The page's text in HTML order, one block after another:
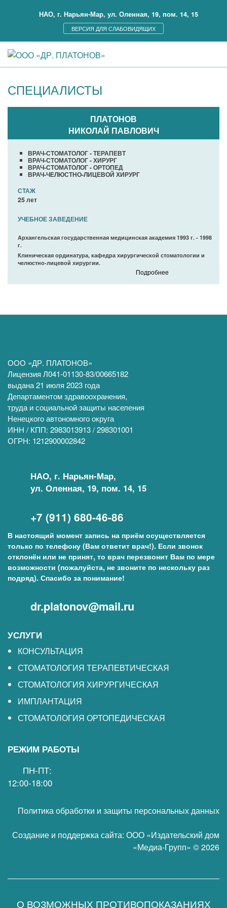
НАО, г. Нарьян-Мар, ул. Оленная, 19, пом. 14, 15
ВЕРСИЯ ДЛЯ СЛАБОВИДЯЩИХ
СПЕЦИАЛИСТЫ
ПЛАТОНОВ
НИКОЛАЙ ПАВЛОВИЧ
ВРАЧ-СТОМАТОЛОГ - ТЕРАПЕВТ
ВРАЧ-СТОМАТОЛОГ - ХИРУРГ
ВРАЧ-СТОМАТОЛОГ - ОРТОПЕД
ВРАЧ-ЧЕЛЮСТНО-ЛИЦЕВОЙ ХИРУРГ
СТАЖ
25 лет
УЧЕБНОЕ ЗАВЕДЕНИЕ
Архангельская государственная медицинская академия 1993 г. - 1998
г.
Клиническая ординатура, кафедра хирургической стоматологии и
челюстно-лицевой хирургии.
Подробнее
ООО «ДР. ПЛАТОНОВ»
Лицензия Л041-01130-83/00665182
выдана 21 июля 2023 года
Департаментом здравоохранения,
труда и социальной защиты населения
Ненецкого автономного округа
ИНН / КПП: 2983013913 / 298301001
ОГРН: 1212900002842
НАО, г. Нарьян-Мар,
ул. Оленная, 19, пом. 14, 15
+7 (911) 680-46-86
В настоящий момент запись на приём осуществляется
только по телефону (Вам ответит врач!). Если звонок
отклонён или не принят, то врач перезвонит Вам по мере
возможности (пожалуйста, не звоните по нескольку раз
подряд). Спасибо за понимание!
dr.platonov@mail.ru
УСЛУГИ
КОНСУЛЬТАЦИЯ
СТОМАТОЛОГИЯ ТЕРАПЕВТИЧЕСКАЯ
СТОМАТОЛОГИЯ ХИРУРГИЧЕСКАЯ
ИМПЛАНТАЦИЯ
СТОМАТОЛОГИЯ ОРТОПЕДИЧЕСКАЯ
РЕЖИМ РАБОТЫ
ПН-ПТ:
12:00-18:00
Политика обработки и защиты персональных данных
Создание и поддержка сайта: ООО «Издательский дом
«Медиа-Групп» © 2026
О ВОЗМОЖНЫХ ПРОТИВОПОКАЗАНИЯХ